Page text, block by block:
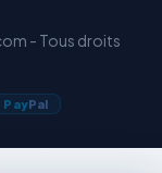
- Tous droits
PayPal